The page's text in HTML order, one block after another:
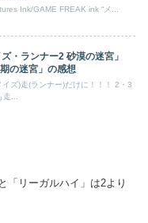
Ink/GAME FREAK ink “メ...
・ランナー2 砂漠の迷宮」
の迷宮」の感想
ズ)走(ランナー)だけに！！！ 2・3
...
「リーガルハイ」は2より